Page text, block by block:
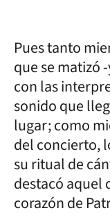
Pues tanto
que se matizó
con las
sonido que
lugar; como
del concierto,
su ritual de
destacó aquel
corazón de